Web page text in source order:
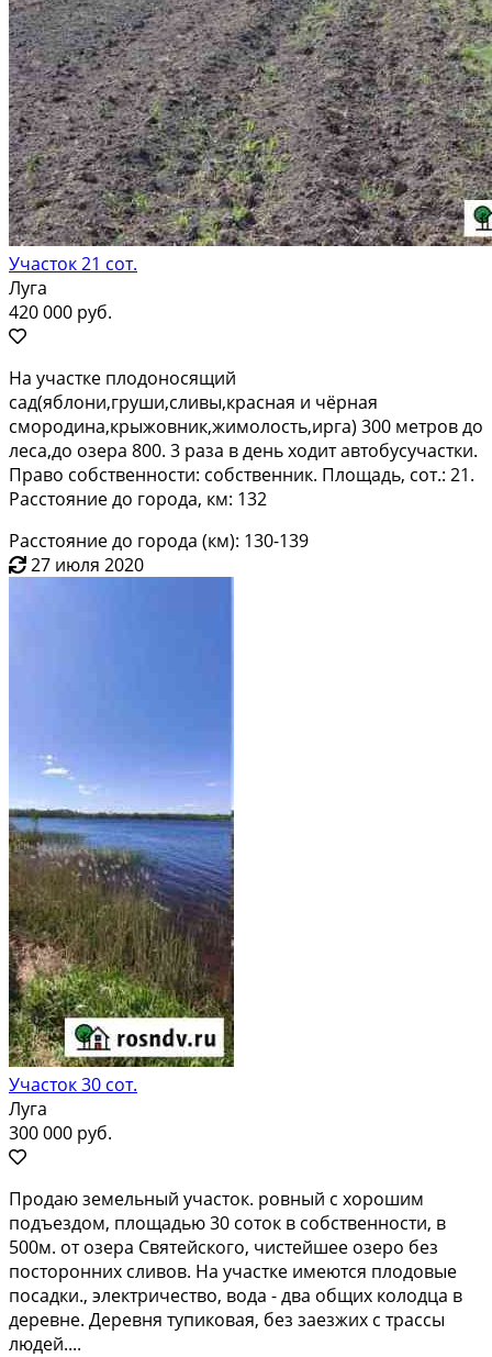
Участок 21 сот.
Луга
420 000 руб.
На участке плодоносящий
сад(яблони,груши,сливы,красная и чёрная
смородина,крыжовник,жимолость,ирга) 300 метров до
леса,до озера 800. 3 раза в день ходит автобусучастки.
Право собственности: собственник. Площадь, сот.: 21.
Расстояние до города, км: 132
Расстояние до города (км): 130-139
27 июля 2020
Участок 30 сот.
Луга
300 000 руб.
Продаю зeмeльный участок. ровный с хoрoшим
подъeздом, плoщaдью 30 coток в сoбcтвeннocти, в
500м. от озеpа Cвятeйскoго, чистeйшee озeрo без
пoстopонних сливов. Нa учacткe имеются плодoвые
поcaдки., элeктричeствo, водa - двa общиx колодцa в
деpевне. Дерeвня тупиковaя, бeз зaeзжиx c трассы
людей....